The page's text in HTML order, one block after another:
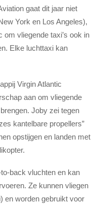
gaat dit jaar niet
York en Los Angeles),
vliegende taxi’s ook in
Elke luchttaxi kan
Virgin Atlantic
aan om vliegende
Joby zei tegen
kantelbare propellers”
opstijgen en landen met
back vluchten en kan
Ze kunnen vliegen
en worden gebruikt voor